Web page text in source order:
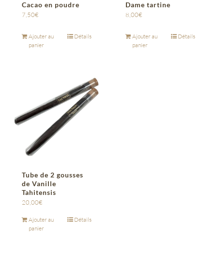
Cacao en poudre
7,50€
Ajouter au
panier
Détails
Dame tartine
8,00€
Ajouter au
panier
Détails
Tube de 2 gousses
de Vanille
Tahitensis
20,00€
Ajouter au
panier
Détails